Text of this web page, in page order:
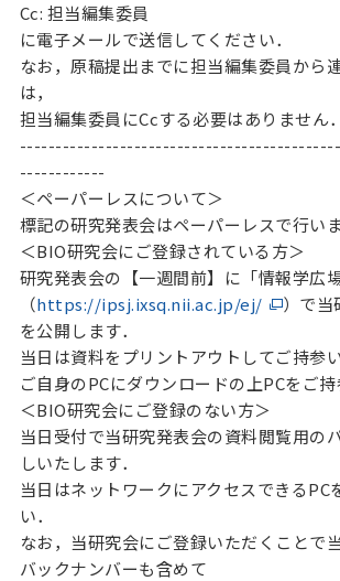
Cc: 担当編集委員
に電子メールで送信してください．
なお，原稿提出までに担当編集委員から
は，
担当編集委員にCcする必要はありません．
------------
＜ペーパーレスについて＞
標記の研究発表会はペーパーレスで行いま
＜BIO研究会にご登録されている方＞
研究発表会の【一週間前】に「情報学広
（https://ipsj.ixsq.nii.ac.jp/ej/
）で当
を公開します．
当日は資料をプリントアウトしてご持参い
ご自身のPCにダウンロードの上PCをご持
＜BIO研究会にご登録のない方＞
当日受付で当研究発表会の資料閲覧用の
しいたします．
当日はネットワークにアクセスできるPC
い．
なお，当研究会にご登録いただくことで
バックナンバーも含めて